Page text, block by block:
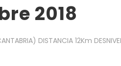
2018
DISTANCIA 12Km